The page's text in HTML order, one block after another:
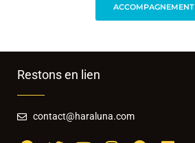
ACCOMPAGNEMENT
Restons en lien
contact@haraluna.com